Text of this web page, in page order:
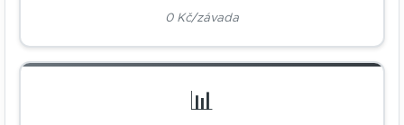
0 Kč/závada
📊